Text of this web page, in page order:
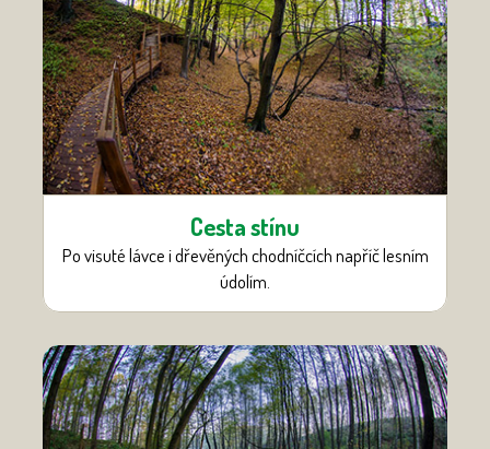
Cesta stínu
Po visuté lávce i dřevěných chodníčcích napříč lesním
údolím.